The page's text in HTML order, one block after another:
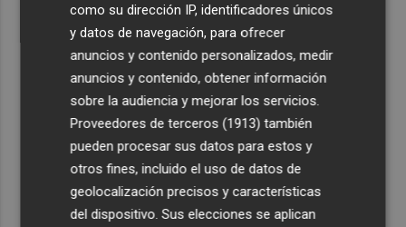
Estos son los estrenos que abren la cartelera en agosto:
de la comedia 'El último mono' a una nueva entrega de
'La Patrulla Canina'
como su dirección IP, identificadores únicos
y datos de navegación, para ofrecer
anuncios y contenido personalizados, medir
anuncios y contenido, obtener información
sobre la audiencia y mejorar los servicios.
Proveedores de terceros (1913) también
pueden procesar sus datos para estos y
otros fines, incluido el uso de datos de
geolocalización precisos y características
del dispositivo. Sus elecciones se aplican